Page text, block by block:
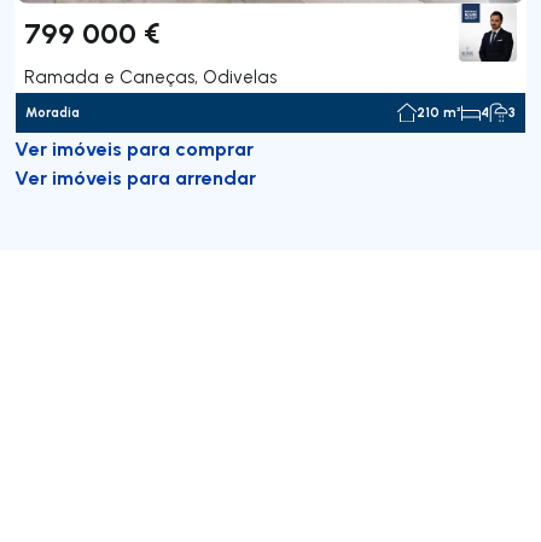
799 000 €
Ramada e Caneças, Odivelas
Moradia 210 m² 4 3
Ver imóveis para comprar
Ver imóveis para arrendar